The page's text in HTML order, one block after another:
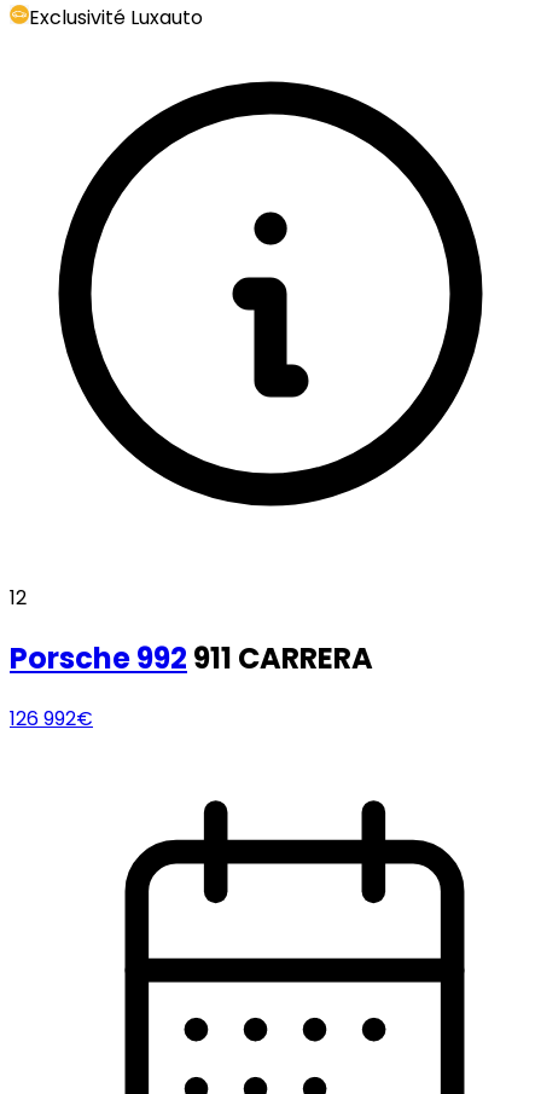
Exclusivité Luxauto
12
Porsche992 911 CARRERA
126 992€